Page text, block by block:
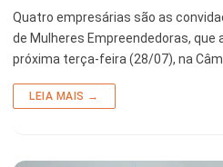
Quatro empresárias são as
de Mulheres Empreendedoras, que
próxima terça-feira (28/07), na
LEIA MAIS →